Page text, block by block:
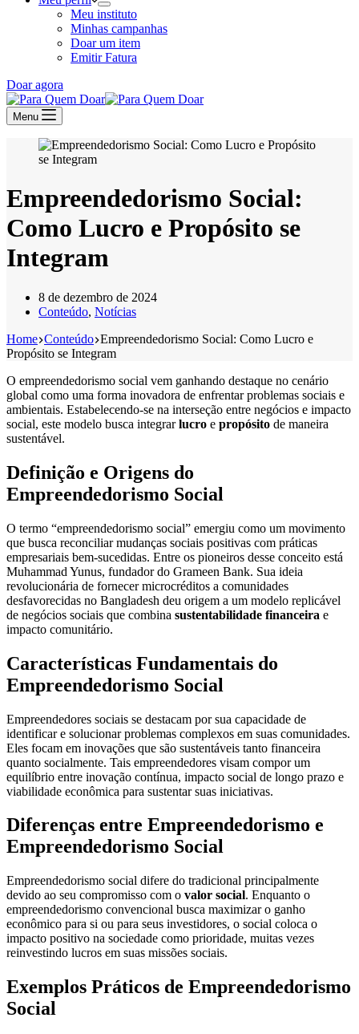
Meu instituto
Minhas campanhas
Doar um item
Emitir Fatura
Doar agora
Menu
Empreendedorismo Social:
Como Lucro e Propósito se
Integram
8 de dezembro de 2024
Conteúdo, Notícias
Home Conteúdo Empreendedorismo Social: Como Lucro e
Propósito se Integram
O empreendedorismo social vem ganhando destaque no cenário
global como uma forma inovadora de enfrentar problemas sociais e
ambientais. Estabelecendo-se na interseção entre negócios e impacto
social, este modelo busca integrarlucro e propósito de maneira
sustentável.
Definição e Origens do
Empreendedorismo Social
O termo “empreendedorismo social” emergiu como um movimento
que busca reconciliar mudanças sociais positivas com práticas
empresariais bem-sucedidas. Entre os pioneiros desse conceito está
Muhammad Yunus, fundador do Grameen Bank. Sua ideia
revolucionária de fornecer microcréditos a comunidades
desfavorecidas no Bangladesh deu origem a um modelo replicável
de negócios sociais que combina sustentabilidade financeira e
impacto comunitário.
Características Fundamentais do
Empreendedorismo Social
Empreendedores sociais se destacam por sua capacidade de
identificar e solucionar problemas complexos em suas comunidades.
Eles focam em inovações que são sustentáveis tanto financeira
quanto socialmente. Tais empreendedores visam compor um
equilíbrio entre inovação contínua, impacto social de longo prazo e
viabilidade econômica para sustentar suas iniciativas.
Diferenças entre Empreendedorismo e
Empreendedorismo Social
Empreendedorismo social difere do tradicional principalmente
devido ao seu compromisso com o valor social. Enquanto o
empreendedorismo convencional busca maximizar o ganho
econômico para si ou para seus investidores, o social coloca o
impacto positivo na sociedade como prioridade, muitas vezes
reinvestindo lucros em suas missões sociais.
Exemplos Práticos de Empreendedorismo
Social